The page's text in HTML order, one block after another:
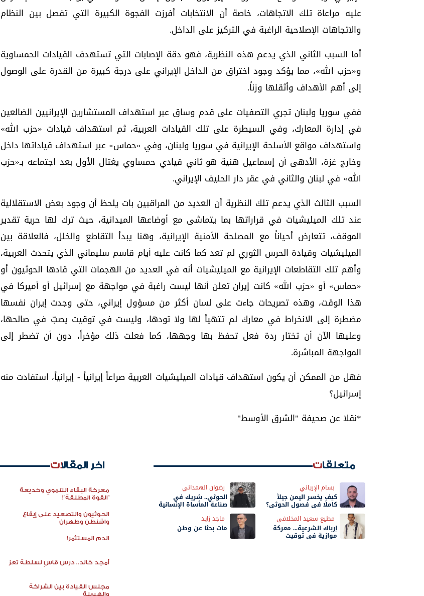
عليه مراعاة تلك الاتجاهات، خاصة أن الانتخابات أفرزت الفجوة الكبيرة التي تفصل بين النظام
والاتجاهات الإصلاحية الراغبة في التركيز على الداخل.
أما السبب الثاني الذي يدعم هذه النظرية، فهو دقة الإصابات التي تستهدف القيادات الحمساوية
و«حزب الله»، مما يؤكد وجود اختراق من الداخل الإيراني على درجة كبيرة من القدرة على الوصول
إلى أهم الأهداف وأثقلها وزناً.
ففي سوريا ولبنان تجري التصفيات على قدم وساق عبر استهداف المستشارين الإيرانيين الضالعين
في إدارة المعارك، وفي السيطرة على تلك القيادات العربية، ثم استهداف قيادات «حزب الله»
واستهداف مواقع الأسلحة الإيرانية في سوريا ولبنان، وفي «حماس» عبر استهداف قياداتها داخل
وخارج غزة، الأدهى أن إسماعيل هنية هو ثاني قيادي حمساوي يغتال الأول بعد اجتماعه بـ«حزب
الله» في لبنان والثاني في عقر دار الحليف الإيراني.
السبب الثالث الذي يدعم تلك النظرية أن العديد من المراقبين بات يلحظ أن وجود بعض الاستقلالية
عند تلك الميليشيات في قراراتها بما يتماشى مع أوضاعها الميدانية، حيث ترك لها حرية تقدير
الموقف، تتعارض أحياناً مع المصلحة الأمنية الإيرانية، وهنا يبدأ التقاطع والخلل، فالعلاقة بين
الميليشيات وقيادة الحرس الثوري لم تعد كما كانت عليه أيام قاسم سليماني الذي يتحدث العربية،
وأهم تلك التقاطعات الإيرانية مع الميليشيات أنه في العديد من الهجمات التي قادها الحوثيون أو
«حماس» أو «حزب الله» كانت إيران تعلن أنها ليست راغبة في مواجهة مع إسرائيل أو أميركا في
هذا الوقت، وهذه تصريحات جاءت على لسان أكثر من مسؤول إيراني، حتى وجدت إيران نفسها
مضطرة إلى الانخراط في معارك لم تتهيأ لها ولا تودها، وليست في توقيت يصبّ في صالحها،
وعليها الآن أن تختار ردة فعل تحفظ بها وجهها، كما فعلت ذلك مؤخراً، دون أن تضطر إلى
المواجهة المباشرة.
فهل من الممكن أن يكون استهداف قيادات الميليشيات العربية صراعاً إيرانياً - إيرانياً، استفادت منه
إسرائيل؟
*نقلا عن صحيفة "الشرق الأوسط"
متعلقات
بسام الإرياني
كيف يخسر اليمن جيلاً
كاملًا في فصول الحوثي؟
رضوان الهمداني
الحوثي.. شريك في
صناعة المأساة الإنسانية
مطيع سعيد المخلافي
إرباك الشرعية... معركة
موازية في توقيت
ماجد زايد
مات بحثًا عن وطن
اخر المقالات
معركة البقاء التنموي وخديعة
"القوة المطلقة"!
الحوثيون والتصعيد على إيقاع
واشنطن وطهران
الدم المستثمر!
أمجد خالد.. درس قاسٍ لسلطة تعز
مجلس القيادة بين الشراكة
والهيمنة